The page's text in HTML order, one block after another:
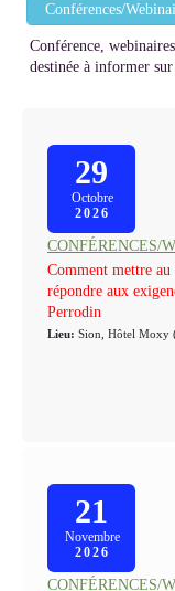
Conférences/
Conférence,
destinée à informer
29
Octobre
2026
CONFÉRENCES/
Comment mettre
répondre aux
Perrodin
Lieu: Sion, Hôtel Moxy
21
Novembre
2026
CONFÉRENCES/